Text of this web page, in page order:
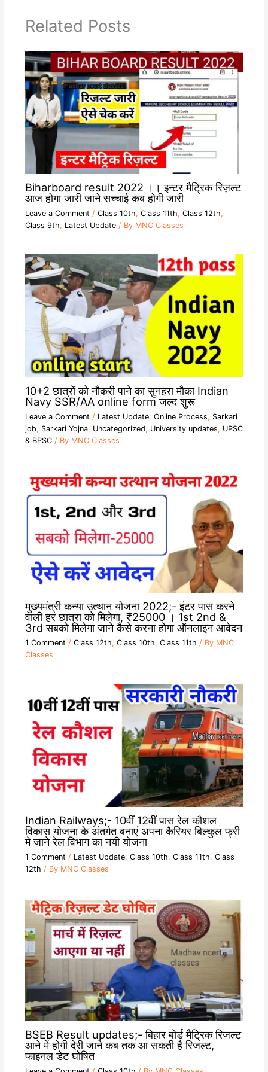
Related Posts
Biharboard result 2022 ।। इन्टर मैट्रिक रिज़ल्ट
आज होगा जारी जाने सच्चाई कब होगी जारी
Leave a Comment / Class 10th, Class 11th, Class 12th,
Class 9th, Latest Update/ By MNC Classes
10+2 छात्रों को नौकरी पाने का सुनहरा मौका Indian
Navy SSR/AA online form जल्द शुरू
Leave a Comment / Latest Update, Online Process, Sarkari
job, Sarkari Yojna, Uncategorized, University updates, UPSC
& BPSC/ By MNC Classes
मुख्यमंत्री कन्या उत्थान योजना 2022;- इंटर पास करने
वाली हर छात्रा को मिलेगा, ₹25000 । 1st 2nd &
3rd सबको मिलेगा जाने कैसे करना होगा ऑनलाइन आवेदन
1 Comment / Class 12th, Class 10th, Class 11th / By MNC
Classes
Indian Railways;- 10वीं 12वीं पास रेल कौशल
विकास योजना के अंतर्गत बनाएं अपना कैरियर बिल्कुल फ्री
मे जाने रेल विभाग का नयी योजना
1 Comment / Latest Update, Class 10th, Class 11th, Class
12th / By MNC Classes
BSEB Result updates;- बिहार बोर्ड मैट्रिक रिजल्ट
आने में होगी देरी जाने कब तक आ सकती है रिजल्ट,
फाइनल डेट घोषित